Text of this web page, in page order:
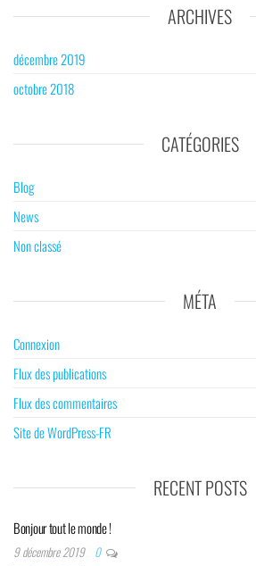
ARCHIVES
décembre 2019
octobre 2018
CATÉGORIES
Blog
News
Non classé
MÉTA
Connexion
Flux des publications
Flux des commentaires
Site de WordPress-FR
RECENT POSTS
Bonjour tout le monde !
9 décembre 2019 0